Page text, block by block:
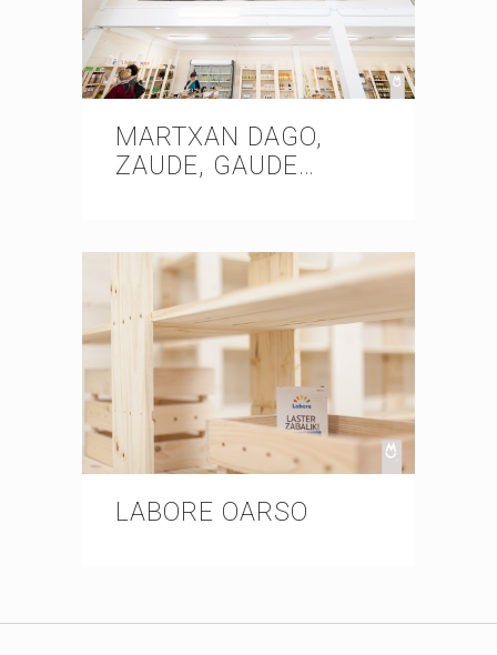
MARTXAN DAGO,
ZAUDE, GAUDE…
LABORE OARSO